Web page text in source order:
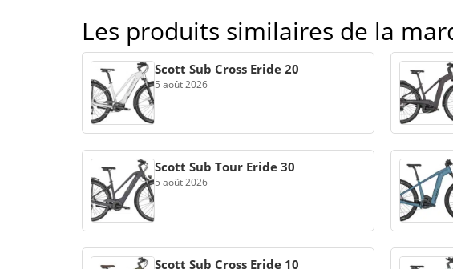
Les produits similaires de la
Scott Sub Cross Eride 20
5 août 2026
Scott Sub Tour Eride 30
5 août 2026
Scott Sub Cross Eride 10